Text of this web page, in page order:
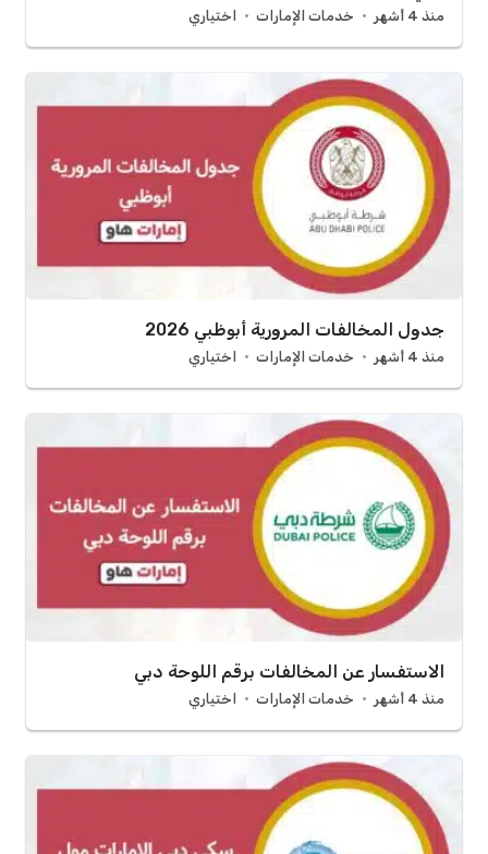
منذ 4 أشهر خدمات الإمارات اختياري
جدول المخالفات المرورية أبوظبي 2026
منذ 4 أشهر خدمات الإمارات اختياري
الاستفسار عن المخالفات برقم اللوحة دبي
منذ 4 أشهر خدمات الإمارات اختياري